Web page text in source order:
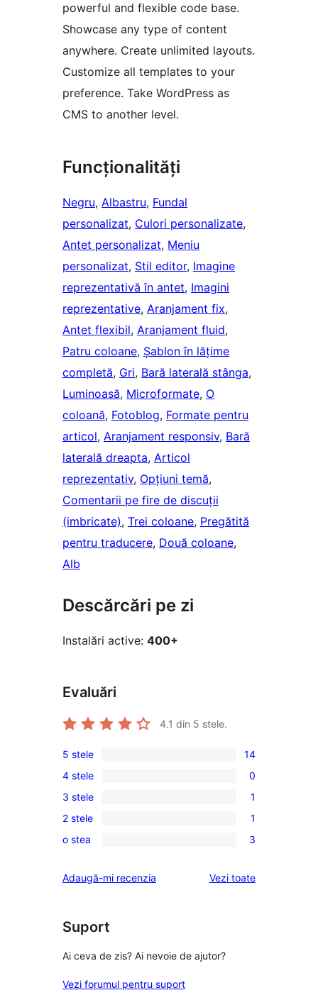
powerful and flexible code base.
Showcase any type of content
anywhere. Create unlimited layouts.
Customize all templates to your
preference. Take WordPress as
CMS to another level.
Funcționalități
Negru, Albastru, Fundal
personalizat, Culori personalizate
Antet personalizat, Meniu
personalizat, Stil editor, Imagine
reprezentativă în antet, Imagini
reprezentative, Aranjament fix
Antet flexibil, Aranjament fluid
Patru coloane, Șablon în lățime
completă, Gri, Bară laterală stânga
Luminoasă, Microformate, O
coloană, Fotoblog, Formate pentru
articol, Aranjament responsiv, Bară
laterală dreapta, Articol
reprezentativ, Opțiuni temă
Comentarii pe fire de discuții
(imbricate), Trei coloane, Pregătită
pentru traducere, Două coloane
Alb
Descărcări pe zi
Instalări active: 400+
Evaluări
4.1 din 5 stele.
14
5
–
recenzii
(stele)
5 stele 14
0
4
–
recenzii
4 stele 0
1
3
–
(stele)
3 stele 1
1
2
recenzie
2 stele 1
3
–
(stele)
o stea 3
Adaugă-mi recenzia Vezi toaterecenziile
Suport
Ai ceva de zis? Ai nevoie de ajutor?
Vezi forumul pentru suport